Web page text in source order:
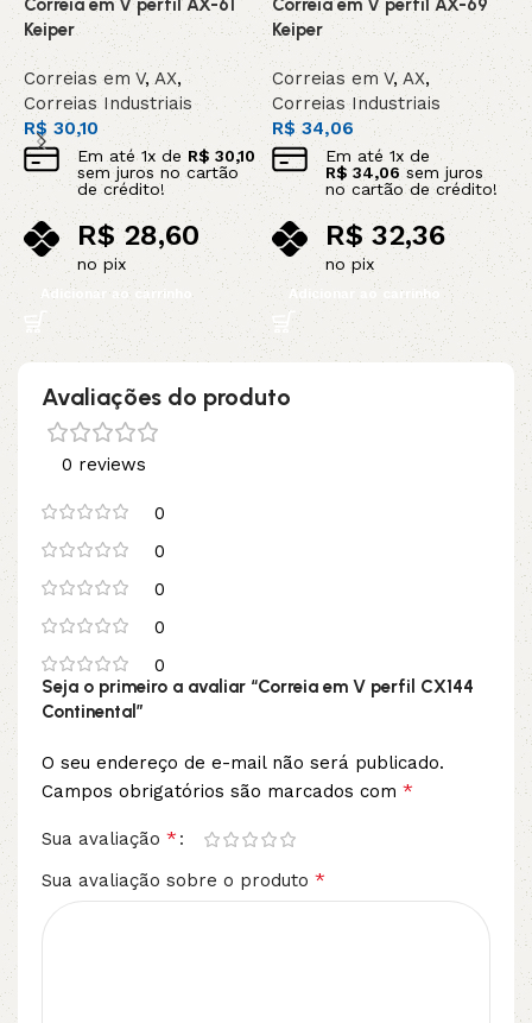
Correia em V perfil AX-61
Keiper
Correias em V,AX,
Correias Industriais
R$30,10
Em até1x de R$ 30,10
sem juros no cartão
de crédito!
R$28,60
no pix
Adicionar ao carrinho
Correia em V perfil AX-69
Keiper
Correias em V, AX,
Correias Industriais
R$34,06
Em até 1x de
R$34,06 sem juros
no cartão de crédito!
R$32,36
no pix
Adicionar ao carrinho
Avaliações do produto
0 reviews
0
0
0
0
0
Seja o primeiro a avaliar “Correia em V perfil CX144
Continental”
O seu endereço de e-mail não será publicado.
Campos obrigatórios são marcados com *
Sua avaliação *
Sua avaliação sobre o produto *